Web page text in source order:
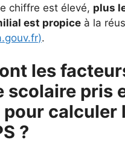
chiffre est élevé, plus
est propice à la
).
les
scolaire pris
calculer
?